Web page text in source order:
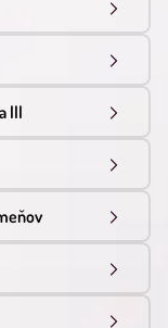
III